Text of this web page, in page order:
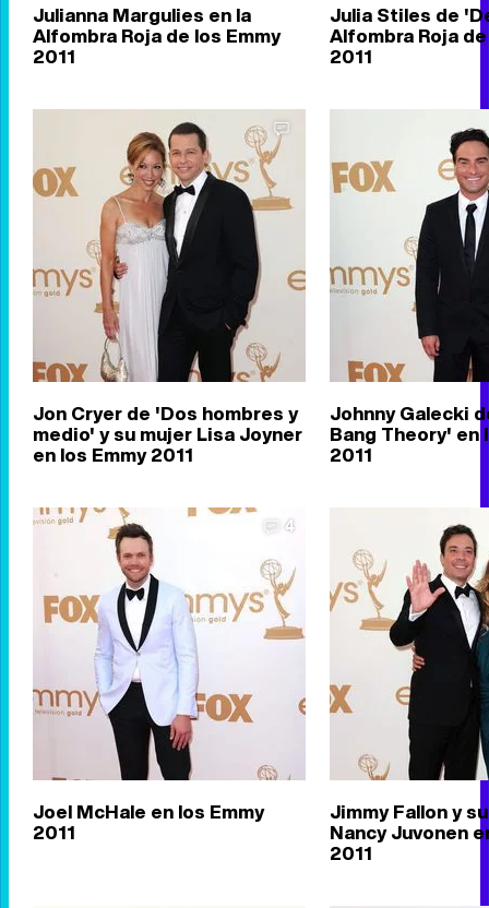
Julianna Margulies en la
Alfombra Roja de los Emmy
2011
Julia Stiles de
Alfombra Roja
2011
Jon Cryer de 'Dos hombres y
medio' y su mujer Lisa Joyner
en los Emmy 2011
Johnny Galecki
Bang Theory' en
2011
4
Joel McHale en los Emmy
2011
Jimmy Fallon y
Nancy Juvonen
2011